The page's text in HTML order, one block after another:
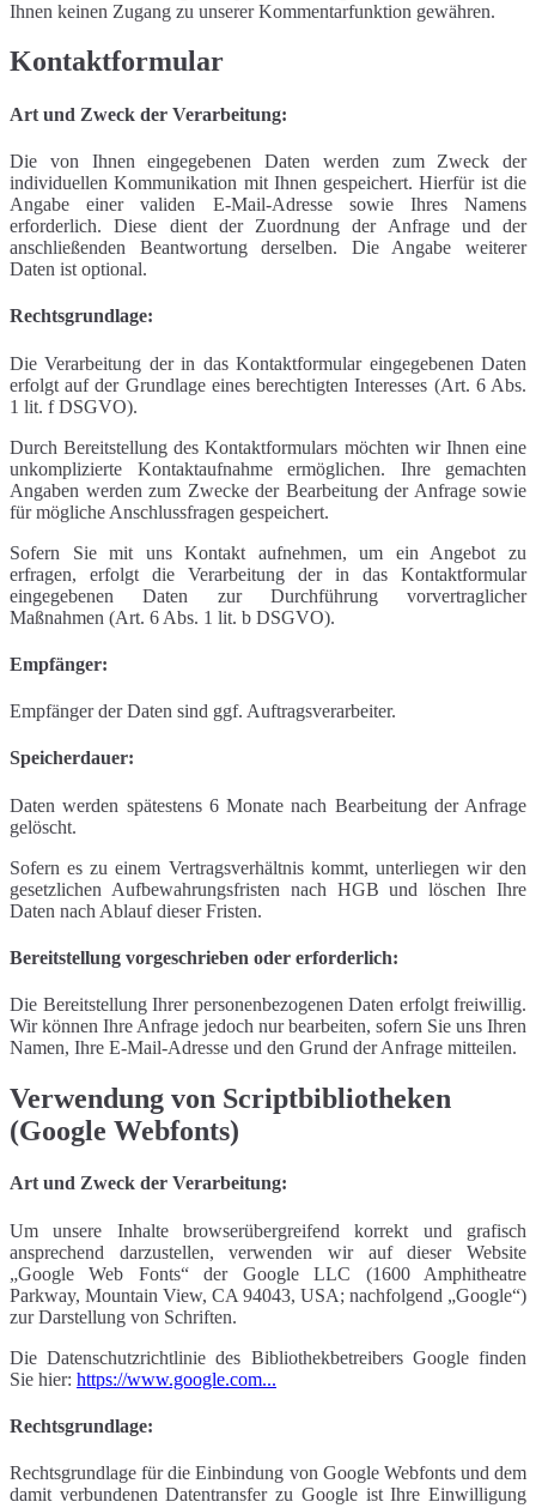
Ihnen keinen Zugang zu unserer Kommentarfunktion gewähren.
Kontaktformular
Art und Zweck der Verarbeitung:
Die von Ihnen eingegebenen Daten werden zum Zweck der
individuellen Kommunikation mit Ihnen gespeichert. Hierfür ist die
Angabe einer validen E-Mail-Adresse sowie Ihres Namens
erforderlich. Diese dient der Zuordnung der Anfrage und der
anschließenden Beantwortung derselben. Die Angabe weiterer
Daten ist optional.
Rechtsgrundlage:
Die Verarbeitung der in das Kontaktformular eingegebenen Daten
erfolgt auf der Grundlage eines berechtigten Interesses (Art. 6 Abs.
1 lit. f DSGVO).
Durch Bereitstellung des Kontaktformulars möchten wir Ihnen eine
unkomplizierte Kontaktaufnahme ermöglichen. Ihre gemachten
Angaben werden zum Zwecke der Bearbeitung der Anfrage sowie
für mögliche Anschlussfragen gespeichert.
Sofern Sie mit uns Kontakt aufnehmen, um ein Angebot zu
erfragen, erfolgt die Verarbeitung der in das Kontaktformular
eingegebenen Daten zur Durchführung vorvertraglicher
Maßnahmen (Art. 6 Abs. 1 lit. b DSGVO).
Empfänger:
Empfänger der Daten sind ggf. Auftragsverarbeiter.
Speicherdauer:
Daten werden spätestens 6 Monate nach Bearbeitung der Anfrage
gelöscht.
Sofern es zu einem Vertragsverhältnis kommt, unterliegen wir den
gesetzlichen Aufbewahrungsfristen nach HGB und löschen Ihre
Daten nach Ablauf dieser Fristen.
Bereitstellung vorgeschrieben oder erforderlich:
Die Bereitstellung Ihrer personenbezogenen Daten erfolgt freiwillig.
Wir können Ihre Anfrage jedoch nur bearbeiten, sofern Sie uns Ihren
Namen, Ihre E-Mail-Adresse und den Grund der Anfrage mitteilen.
Verwendung von Scriptbibliotheken
(Google Webfonts)
Art und Zweck der Verarbeitung:
Um unsere Inhalte browserübergreifend korrekt und grafisch
ansprechend darzustellen, verwenden wir auf dieser Website
„Google Web Fonts“ der Google LLC (1600 Amphitheatre
Parkway, Mountain View, CA 94043, USA; nachfolgend „Google“)
zur Darstellung von Schriften.
Die Datenschutzrichtlinie des Bibliothekbetreibers Google finden
Sie hier: https://www.google.com...
Rechtsgrundlage:
Rechtsgrundlage für die Einbindung von Google Webfonts und dem
damit verbundenen Datentransfer zu Google ist Ihre Einwilligung